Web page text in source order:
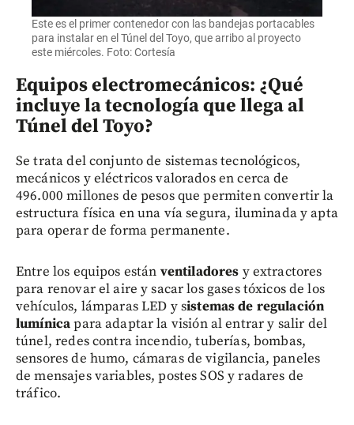
Este es el primer contenedor con las bandejas portacables
para instalar en el Túnel del Toyo, que arribo al proyecto
este miércoles. Foto: Cortesía
Equipos electromecánicos: ¿Qué
incluye la tecnología que llega al
Túnel del Toyo?
Se trata del conjunto de sistemas tecnológicos,
mecánicos y eléctricos valorados en cerca de
496.000 millones de pesos que permiten convertir la
estructura física en una vía segura, iluminada y apta
para operar de forma permanente.
Entre los equipos están ventiladores y extractores
para renovar el aire y sacar los gases tóxicos de los
vehículos, lámparas LED y sistemas de regulación
lumínicapara adaptar la visión al entrar y salir del
túnel, redes contra incendio, tuberías, bombas,
sensores de humo, cámaras de vigilancia, paneles
de mensajes variables, postes SOS y radares de
tráfico.